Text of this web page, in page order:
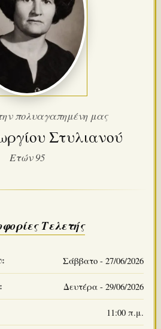
πολυαγαπημένη μας
Στυλιανού
Ετών 95
Τελετής
Σάββατο - 27/06/2026
Δευτέρα - 29/06/2026
11:00 π.μ.